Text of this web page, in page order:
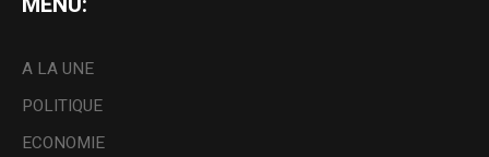
A LA UNE
POLITIQUE
ECONOMIE